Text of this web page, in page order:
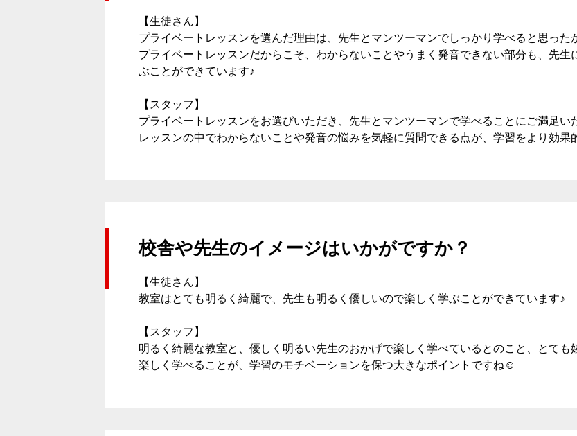
K Village韓国留学
無料体験レッスン
【生徒さん】
プライベートレッスンを選んだ理由は、先生とマンツーマンでしっかり学べると思った
プライベートレッスンだからこそ、わからないことやうまく発音できない部分も、先
ぶことができています♪
【スタッフ】
プライベートレッスンをお選びいただき、先生とマンツーマンで学べることにご満足
レッスンの中でわからないことや発音の悩みを気軽に質問できる点が、学習をより効果
校舎や先生のイメージはいかがですか？
【生徒さん】
教室はとても明るく綺麗で、先生も明るく優しいので楽しく学ぶことができています♪
【スタッフ】
明るく綺麗な教室と、優しく明るい先生のおかげで楽しく学べているとのこと、とても
楽しく学べることが、学習のモチベーションを保つ大きなポイントですね☺️